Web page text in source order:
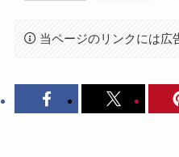
当ページのリンクには広